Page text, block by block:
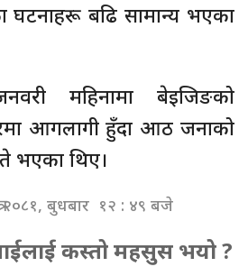
घटनाहरू बढि सामान्य भएका
महिनामा बेइजिङको
आगलागी हुँदा आठ जनाको
भएका थिए।
२०८१, बुधबार १२ : ४९ बजे
कस्तो महसुस भयो ?